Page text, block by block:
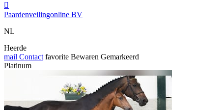

Paardenveilingonline BV
NL
Heerde
mail Contact favorite Bewaren Gemarkeerd
Platinum